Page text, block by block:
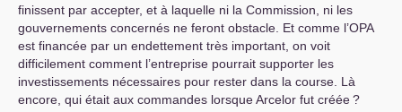
finissent par accepter, et à laquelle ni la Commission, ni les
gouvernements concernés ne feront obstacle. Et comme l’OPA
est financée par un endettement très important, on voit
difficilement comment l’entreprise pourrait supporter les
investissements nécessaires pour rester dans la course. Là
encore, qui était aux commandes lorsque Arcelor fut créée?